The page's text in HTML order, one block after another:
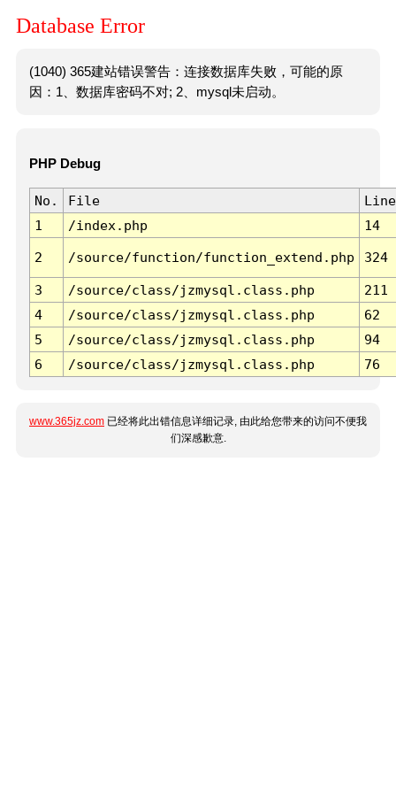
Database Error
(1040) 365建站错误警告：连接数据库失败，可能的原
因：1、数据库密码不对; 2、mysql未启动。
PHP Debug
No. File
Line
1
/index.php 14
2 /source/function/function_extend.php 324
3 /source/class/jzmysql.class.php
211
4
/source/class/jzmysql.class.php
62
5
/source/class/jzmysql.class.php
94
6
/source/class/jzmysql.class.php 76
www.365jz.com 已经将此出错信息详细记录, 由此给您带来的访问不便我
们深感歉意.